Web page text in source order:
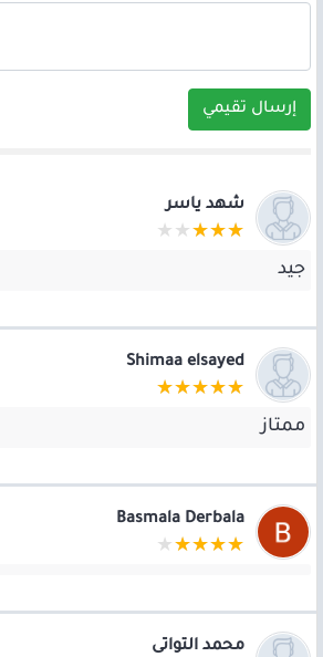
إرسال تقيمي
شهد ياسر
جيد
Shimaa elsayed
ممتاز
Basmala Derbala
محمد التواتى